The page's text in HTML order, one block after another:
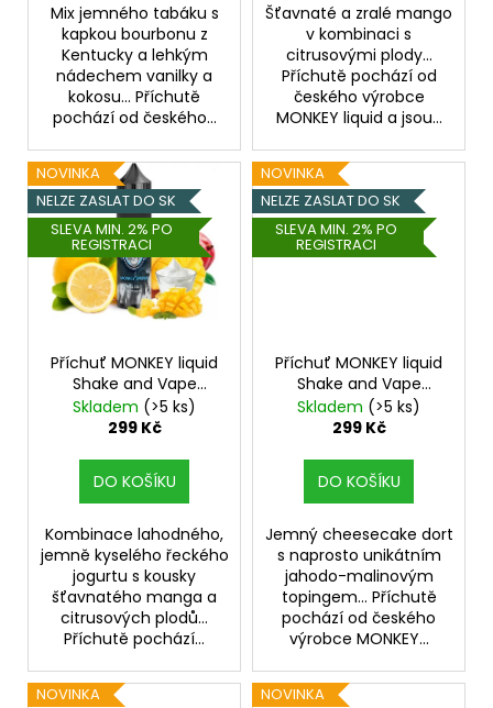
Mix jemného tabáku s
kapkou bourbonu z
Kentucky a lehkým
nádechem vanilky a
kokosu... Příchutě
pochází od českého...
Šťavnaté a zralé mango
v kombinaci s
citrusovými plody...
Příchutě pochází od
českého výrobce
MONKEY liquid a jsou...
NOVINKA
NELZE ZASLAT DO SK
SLEVA MIN. 2% PO
REGISTRACI
Příchuť MONKEY liquid
Shake and Vape
Monkey Sperm 10ml
Skladem (>5 ks)
299 Kč
DO KOŠÍKU
Kombinace lahodného,
jemně kyselého řeckého
jogurtu s kousky
šťavnatého manga a
citrusových plodů...
Příchutě pochází...
NOVINKA
NELZE ZASLAT DO SK
SLEVA MIN. 2% PO
REGISTRACI
Příchuť MONKEY liquid
Shake and Vape
Seržant 10ml
Skladem (>5 ks)
299 Kč
DO KOŠÍKU
Jemný cheesecake dort
s naprosto unikátním
jahodo-malinovým
topingem... Příchutě
pochází od českého
výrobce MONKEY...
NOVINKA NOVINKA